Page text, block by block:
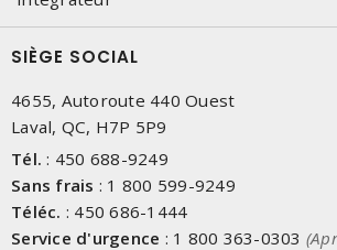
SIÈGE SOCIAL
4655, Autoroute 440 Ouest
Laval, QC, H7P 5P9
Tél. : 450 688-9249
Sans frais : 1 800 599-9249
Téléc. : 450 686-1444
Service d'urgence : 1 800 363-0303